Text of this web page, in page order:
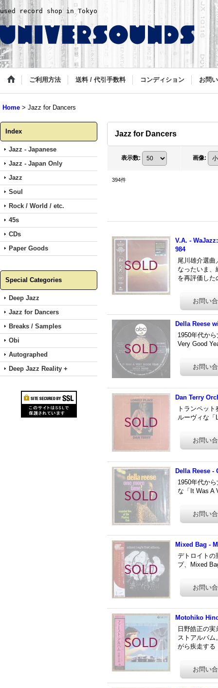
used record shop in Tokyo
ご利用方法 送料 / 代引手数料 コンディション お問
Home > Jazz for Dancers
Index
Jazz - Japanese
Jazz - Japan Only
Jazz
Soul
Rock / World / etc.
45s
CDs
Paper Goods
Special Categories
Deep Jazz
Jazz for Dancers
Breaks / Samples
Obi
Autographed
Deep Jazz Reality +
Jazz for Dancers
表示数: 画像:
394件
V.A. -
984
尾川雄介選曲
なったいま、
を再評価し
Della Reese
1950年代か
Very Good
Dan Terry
トランペッ
ルーヴィな
Della Reese -
1950年代か
な「It Was A
Mixed Bag -
デトロイトの
プ、Mixed
Motohiko
日野皓正の
ストアルバム
がら疾走す